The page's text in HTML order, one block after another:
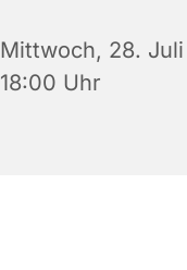
Mittwoch, 28. Juli
18:00 Uhr